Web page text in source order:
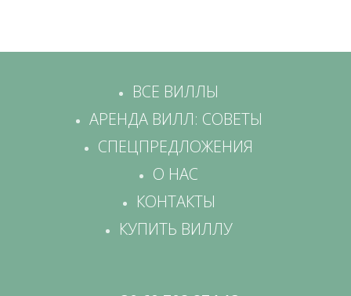
ВСЕ ВИЛЛЫ
АРЕНДА ВИЛЛ: СОВЕТЫ
СПЕЦПРЕДЛОЖЕНИЯ
О НАС
КОНТАКТЫ
КУПИТЬ ВИЛЛУ